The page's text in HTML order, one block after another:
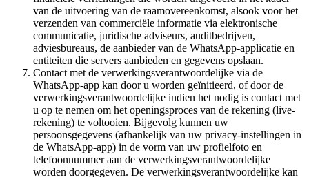
van de uitvoering van de raamovereenkomst, alsook voor het
verzenden van commerciële informatie via elektronische
communicatie, juridische adviseurs, auditbedrijven,
adviesbureaus, de aanbieder van de WhatsApp-applicatie en
entiteiten die servers aanbieden en gegevens opslaan.
Contact met de verwerkingsverantwoordelijke via de
WhatsApp-app kan door u worden geïnitieerd, of door de
verwerkingsverantwoordelijke indien het nodig is contact met
u op te nemen om het openingsproces van de rekening (live-
rekening) te voltooien. Bijgevolg kunnen uw
persoonsgegevens (afhankelijk van uw privacy-instellingen in
de WhatsApp-app) in de vorm van uw profielfoto en
telefoonnummer aan de verwerkingsverantwoordelijke
worden doorgegeven. De verwerkingsverantwoordelijke kan